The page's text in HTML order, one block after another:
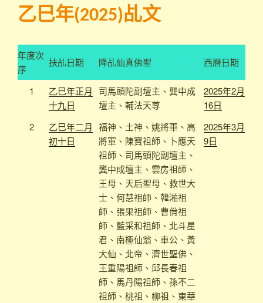
乙巳年(2025)乩文
年度次
序
扶乩日期 降乩仙真佛聖 西曆日期
1
乙巳年正月
十九日
司馬頭陀副壇主、龔中成
壇主、輔法天尊
2025年2月
16日
2
乙巳年二月
初十日
福神、土神、姚將軍、高
將軍、陳寶祖師、卜應天
祖師、司馬頭陀副壇主、
龔中成壇主、雲房祖師、
王母、天后聖母、救世大
士、何慧祖師、韓湐祖
師、張果祖師、曹佾祖
師、藍采和祖師、北斗星
君、南極仙翁、車公、黃
大仙、北帝、濟世聖佛、
王重陽祖師、邱長春祖
師、馬丹陽祖師、孫不二
祖師、桃祖、柳祖、東華
2025年3月
9日